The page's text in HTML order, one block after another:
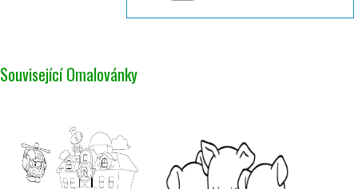
Související Omalovánky